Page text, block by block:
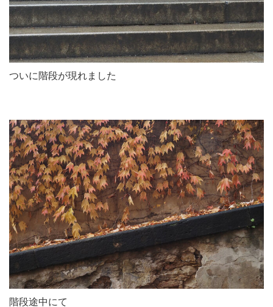
ついに階段が現れました
階段途中にて